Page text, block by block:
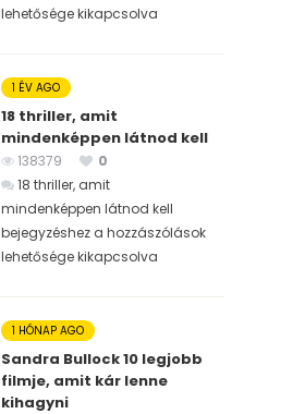
lehetősége kikapcsolva
1 ÉV AGO
18 thriller, amit
mindenképpen látnod kell
138379
0
18 thriller, amit
mindenképpen látnod kell
bejegyzéshez a hozzászólások
lehetősége kikapcsolva
1 HÓNAP AGO
Sandra Bullock 10 legjobb
filmje, amit kár lenne
kihagyni